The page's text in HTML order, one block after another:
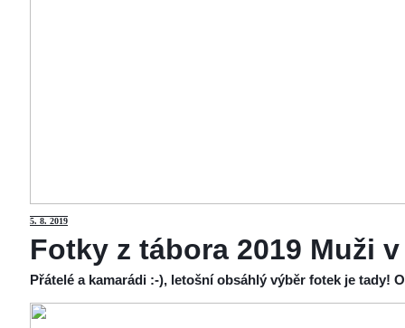
5. 8. 2019
Fotky z tábora 2019 Muži
Přátelé a kamarádi :-), letošní obsáhlý výběr fotek je tady!